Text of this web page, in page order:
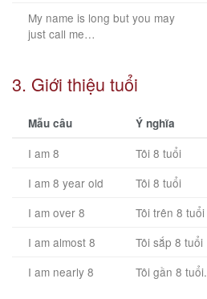
My name is long but you may
just call me…
3. Giới thiệu tuổi
Mẫu câu Ý nghĩa
I am 8
Tôi 8 tuổi
I am 8 year old
Tôi 8 tuổi
I am over 8
Tôi trên 8 tuổi
I am almost 8
Tôi sắp 8 tuổi
I am nearly 8
Tôi gần 8 tuổi.